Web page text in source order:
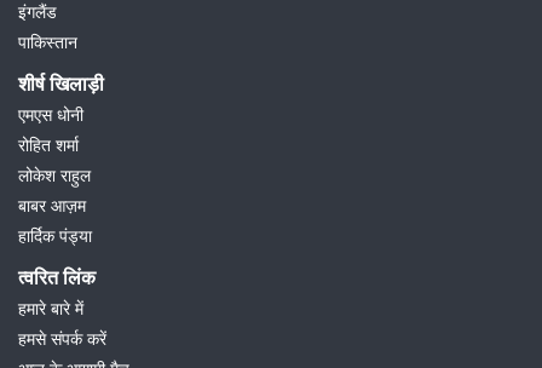
इंगलैंड
पाकिस्तान
शीर्ष खिलाड़ी
एमएस धोनी
रोहित शर्मा
लोकेश राहुल
बाबर आज़म
हार्दिक पंड्या
त्वरित लिंक
हमारे बारे में
हमसे संपर्क करें